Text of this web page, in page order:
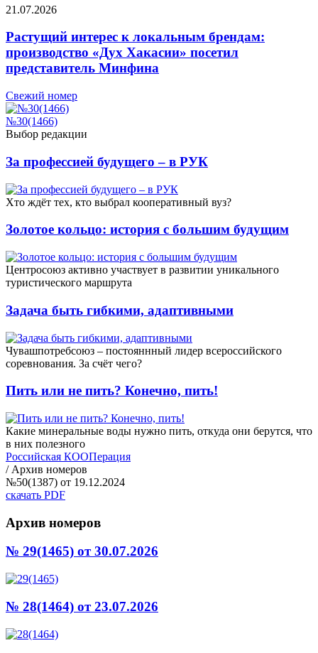
21.07.2026
Растущий интерес к локальным брендам:
производство «Дух Хакасии» посетил
представитель Минфина
Свежий номер
№30(1466)
Выбор редакции
За профессией будущего – в РУК
Xто ждёт тех, кто выбрал кооперативный вуз?
Золотое кольцо: история с большим будущим
Центросоюз активно участвует в развитии уникального
туристического маршрута
Задача быть гибкими, адаптивными
Чувашпотребсоюз – постояннный лидер всероссийского
соревнования. За счёт чего?
Пить или не пить? Конечно, пить!
Какие минеральные воды нужно пить, откуда они берутся, что
в них полезного
Российская КООПерация
/ Архив номеров
№50(1387) от 19.12.2024
скачать PDF
Архив номеров
№ 29(1465) от 30.07.2026
№ 28(1464) от 23.07.2026